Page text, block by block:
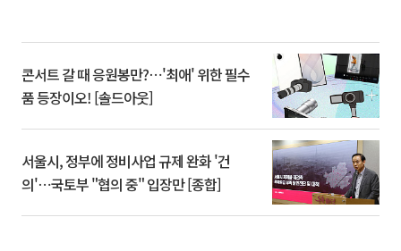
콘서트 갈 때 응원봉만?⋯'최애' 위한 필수
품 등장이오! [솔드아웃]
서울시, 정부에 정비사업 규제 완화 '건
의'⋯국토부 "협의 중" 입장만 [종합]